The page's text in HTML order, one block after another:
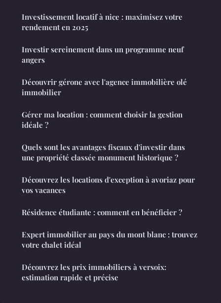
Investissement locatif à nice : maximisez votre
rendement en 2025
Investir sereinement dans un programme neuf
angers
Découvrir gérone avec l'agence immobilière olé
immobilier
Gérer ma location : comment choisir la gestion
idéale ?
Quels sont les avantages fiscaux d'investir dans
une propriété classée monument historique ?
Découvrez les locations d'exception à avoriaz pour
vos vacances
Résidence étudiante : comment en bénéficier ?
Expert immobilier au pays du mont blanc : trouvez
votre chalet idéal
Découvrez les prix immobiliers à versoix:
estimation rapide et précise